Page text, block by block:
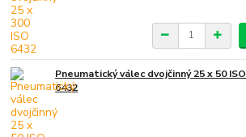
Pneumatický válec dvojčinný 25 x 50 ISO
6432